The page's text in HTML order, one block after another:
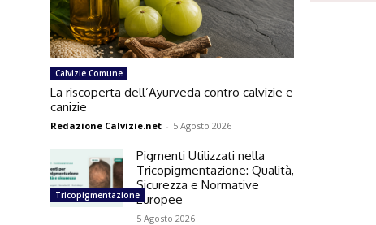
Calvizie Comune
La riscoperta dell’Ayurveda contro calvizie e
canizie
Redazione Calvizie.net - 5 Agosto 2026
Tricopigmentazione
Pigmenti Utilizzati nella
Tricopigmentazione: Qualità,
Sicurezza e Normative
Europee
5 Agosto 2026